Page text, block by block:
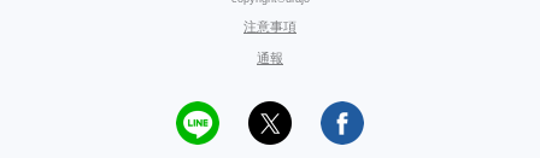
注意事項
通報